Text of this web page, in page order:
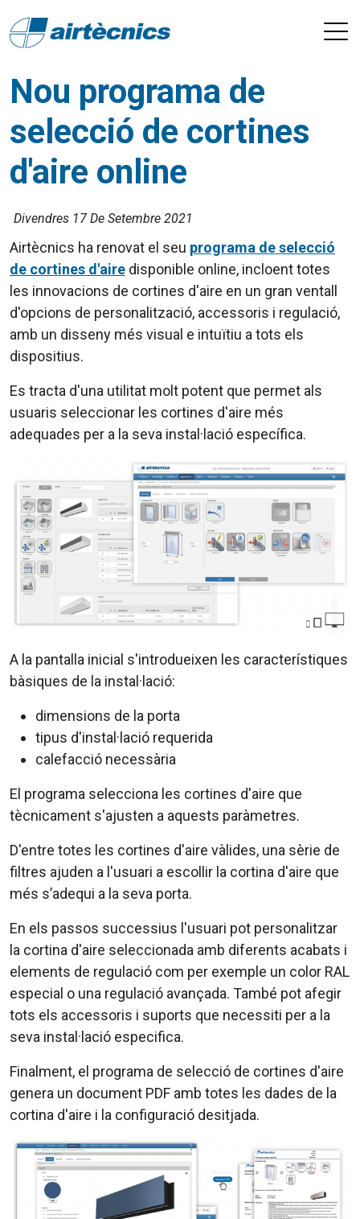
Nou programa de
selecció de cortines
d'aire online
Divendres 17 De Setembre 2021
Airtècnics ha renovat el seu programa de selecció
de cortines d'aire disponible online, incloent totes
les innovacions de cortines d'aire en un gran ventall
d'opcions de personalització, accessoris i regulació,
amb un disseny més visual e intuïtiu a tots els
dispositius.
Es tracta d'una utilitat molt potent que permet als
usuaris seleccionar les cortines d'aire més
adequades per a la seva instal·lació específica.
A la pantalla inicial s'introdueixen les característiques
bàsiques de la instal·lació:
dimensions de la porta
tipus d'instal·lació requerida
calefacció necessària
El programa selecciona les cortines d'aire que
tècnicament s'ajusten a aquests paràmetres.
D'entre totes les cortines d'aire vàlides, una sèrie de
filtres ajuden a l'usuari a escollir la cortina d'aire que
més s’adequi a la seva porta.
En els passos successius l'usuari pot personalitzar
la cortina d'aire seleccionada amb diferents acabats i
elements de regulació com per exemple un color RAL
especial o una regulació avançada. També pot afegir
tots els accessoris i suports que necessiti per a la
seva instal·lació especifica.
Finalment, el programa de selecció de cortines d'aire
genera un document PDF amb totes les dades de la
cortina d'aire i la configuració desitjada.